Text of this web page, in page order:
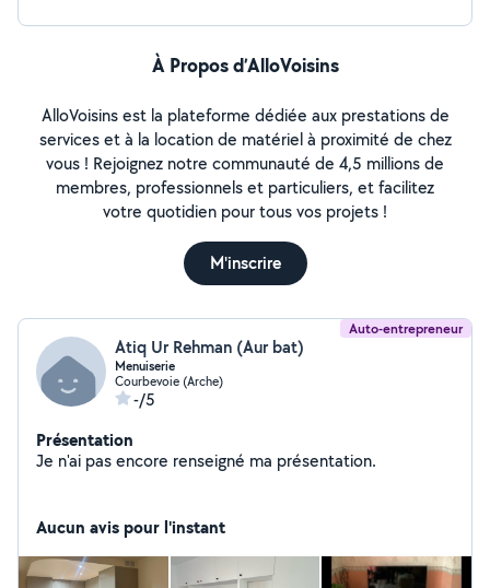
À Propos d’AlloVoisins
AlloVoisins est la plateforme dédiée aux prestations de
services et à la location de matériel à proximité de chez
vous ! Rejoignez notre communauté de 4,5 millions de
membres, professionnels et particuliers, et facilitez
votre quotidien pour tous vos projets !
M'inscrire
Auto-entrepreneur
Atiq Ur Rehman (Aur bat)
Menuiserie
Courbevoie (Arche)
-/5
Présentation
Je n'ai pas encore renseigné ma présentation.
Aucun avis pour l'instant